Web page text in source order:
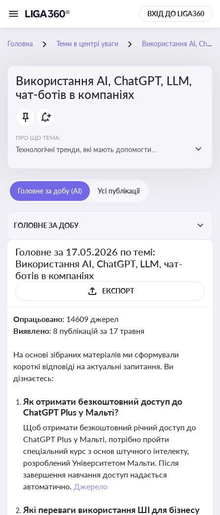
ВХІД ДО LIGA360
Головна Теми в центрі уваги Використання AI, ChatGPT, LLM, чат-ботів в компаніях
Використання AI, ChatGPT, LLM,
чат-ботів в компаніях
ПРО ЩО ТЕМА:
Технологічні тренди, які мають допомогти
ефективність і знизити витрати компаній
Головне за добу (AI) Усі публікації
ГОЛОВНЕ ЗА ДОБУ
Головне за 17.05.2026 по темі:
Використання AI, ChatGPT, LLM, чат-
ботів в компаніях
ЕКСПОРТ
Опрацьовано: 14609 джерел
Виявлено: 8 публікацій за 17 травня
На основі зібраних матеріалів ми сформували
короткі відповіді на актуальні запитання. Ви
дізнаєтесь:
Як отримати безкоштовний доступ до
ChatGPT Plus у Мальті?
Щоб отримати безкоштовний річний доступ до
ChatGPT Plus у Мальті, потрібно пройти
спеціальний курс з основ штучного інтелекту,
розроблений Університетом Мальти. Після
завершення навчання доступ надається
автоматично. Джерело
Які переваги використання ШІ для бізнесу